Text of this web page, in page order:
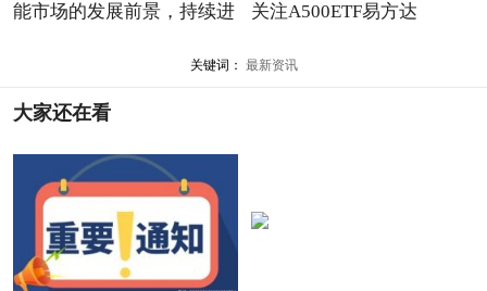
能市场的发展前景，持续进
关注A500ETF易方达
关键词： 最新资讯
大家还在看